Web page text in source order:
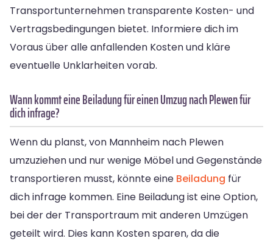
Transportunternehmen transparente Kosten- und
Vertragsbedingungen bietet. Informiere dich im
Voraus über alle anfallenden Kosten und kläre
eventuelle Unklarheiten vorab.
Wann kommt eine Beiladung für einen Umzug nach Plewen für
dich infrage?
Wenn du planst, von Mannheim nach Plewen
umzuziehen und nur wenige Möbel und Gegenstände
transportieren musst, könnte eine Beiladung für
dich infrage kommen. Eine Beiladung ist eine Option,
bei der der Transportraum mit anderen Umzügen
geteilt wird. Dies kann Kosten sparen, da die